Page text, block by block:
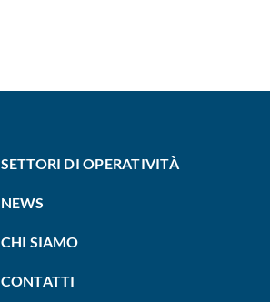
SETTORI DI OPERATIVITÀ
NEWS
CHI SIAMO
CONTATTI